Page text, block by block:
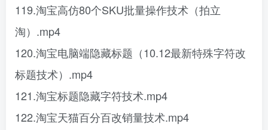
119.淘宝高仿80个SKU批量操作技术（拍立
淘）.mp4
120.淘宝电脑端隐藏标题（10.12最新特殊字符改
标题技术）.mp4
121.淘宝标题隐藏字符技术.mp4
122.淘宝天猫百分百改销量技术.mp4